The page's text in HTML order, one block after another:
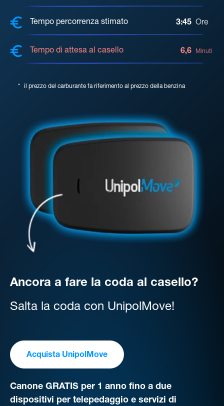
Tempo percorrenza stimato 3:45 Ore
Tempo di attesa al casello 6,6 Minuti
* il prezzo del carburante fa riferimento al prezzo della benzina
Ancora a fare la coda al casello?
Salta la coda con UnipolMove!
Acquista UnipolMove
Canone GRATIS per 1 anno fino a due
dispositivi per telepedaggio e servizi di